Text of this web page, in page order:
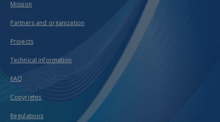
Mission
Partners and organization
Projects
Technical information
FAQ
Copyrights
Regulations